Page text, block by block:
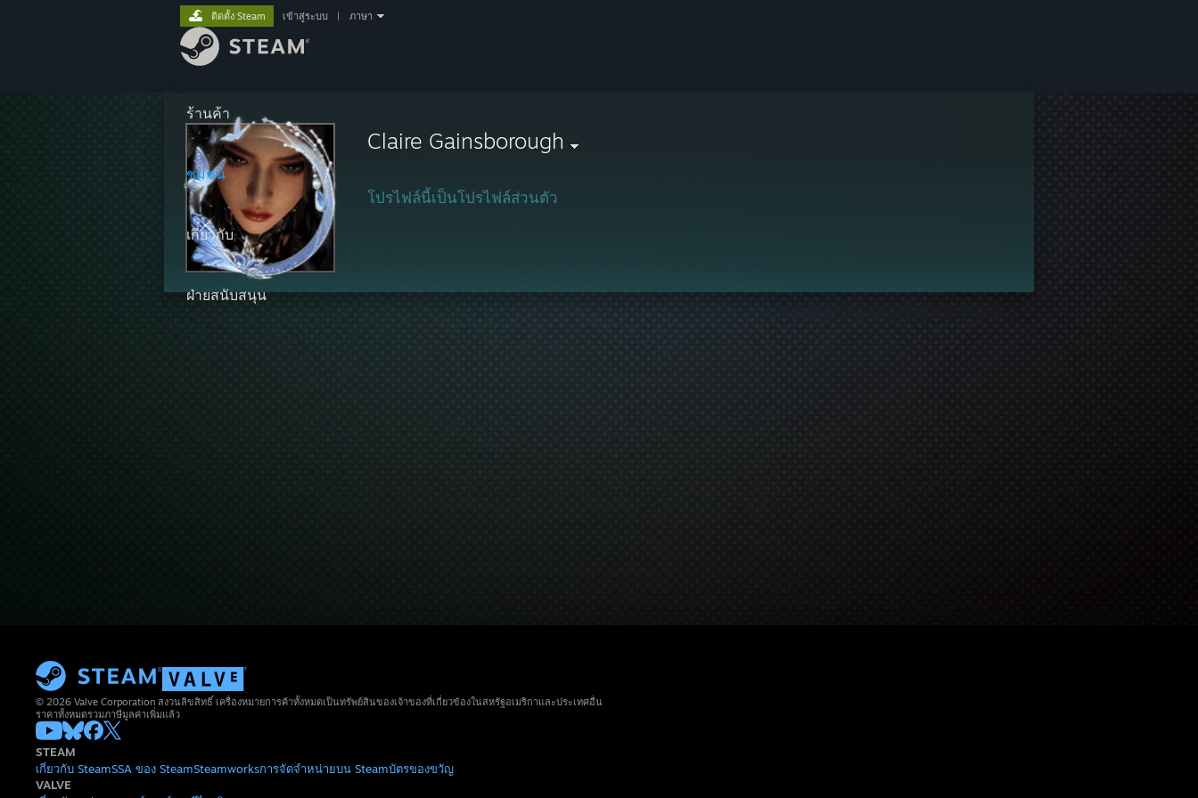
ร้านค้า
ชุมชน
เกี่ยวกับ
ฝ่ายสนับสนุน
ติดตั้ง Steam เข้าสู่ระบบ ภาษา
Claire Gainsborough
โปรไฟล์นี้เป็นโปรไฟล์ส่วนตัว
© 2026 Valve Corporation สงวนลิขสิทธิ์ เครื่องหมายการค้าทั้งหมดเป็นทรัพย์สินของเจ้าของที่เกี่ยวข้องในสหรัฐอเมริกาและประเทศอื่น
ราคาทั้งหมดรวมภาษีมูลค่าเพิ่มแล้ว
STEAM
เกี่ยวกับ SteamSSA ของ SteamSteamworksการจัดจำหน่ายบน Steamบัตรของขวัญ
VALVE